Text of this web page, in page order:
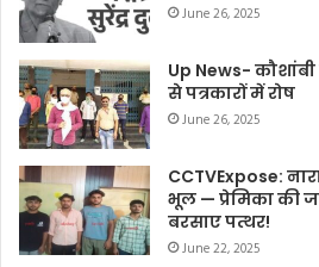
June 26, 2025
Up News-
से पत्रकारों में रोष
June 26, 2025
CCTVExpose:
भूल — प्रेमिका की
बरसाए पत्थर!
June 22, 2025